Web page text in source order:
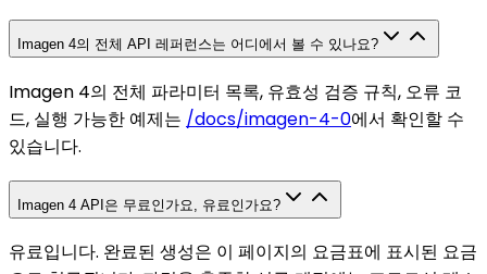
Imagen 4의 전체 API 레퍼런스는 어디에서 볼 수 있나요?
Imagen 4의 전체 파라미터 목록, 유효성 검증 규칙, 오류 코
드, 실행 가능한 예제는 /docs/imagen-4-0에서 확인할 수
있습니다.
Imagen 4 API은 무료인가요, 유료인가요?
유료입니다. 완료된 생성은 이 페이지의 요금표에 표시된 요금